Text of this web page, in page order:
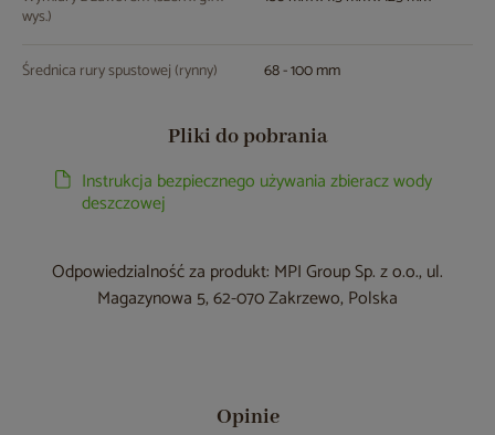
wys.)
Średnica rury spustowej (rynny) 68 - 100 mm
Pliki do pobrania
Instrukcja bezpiecznego używania zbieracz wody
deszczowej
Odpowiedzialność za produkt: MPI Group Sp. z o.o., ul.
Magazynowa 5, 62-070 Zakrzewo, Polska
Opinie